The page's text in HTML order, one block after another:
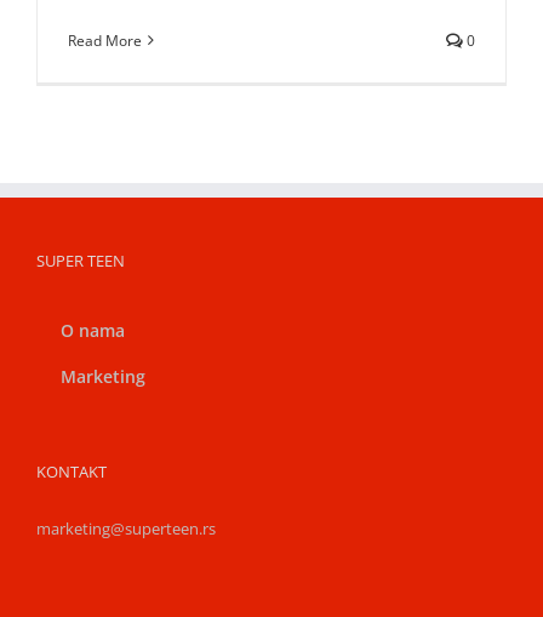
Read More 0
SUPER TEEN
O nama
Marketing
KONTAKT
marketing@superteen.rs